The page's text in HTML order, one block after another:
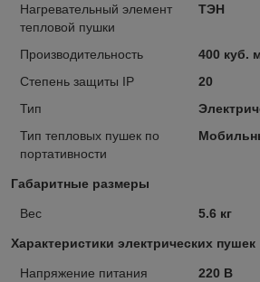
Нагревательный элемент
тепловой пушки
ТЭН
Производительность
400 куб.
Степень защиты IP
20
Тип
Тип тепловых пушек по
портативности
Габаритные размеры
Вес 5.6 кг
Характеристики электрических пушек
Напряжение питания 220 В